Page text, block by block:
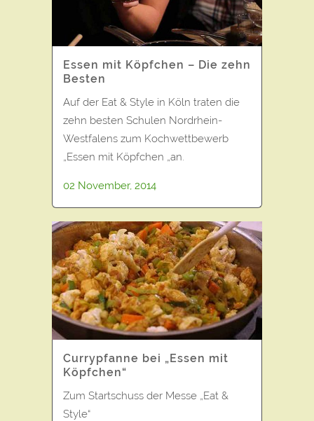
Essen mit Köpfchen – Die zehn
Besten
Auf der Eat & Style in Köln traten die
zehn besten Schulen Nordrhein-
Westfalens zum Kochwettbewerb
„Essen mit Köpfchen „an.
02 November, 2014
Currypfanne bei „Essen mit
Köpfchen“
Zum Startschuss der Messe „Eat &
Style“